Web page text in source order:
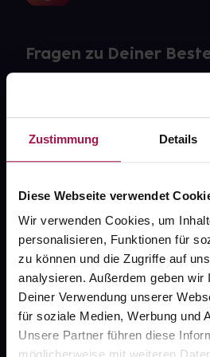
Zustimmung Details
Diese Webseite verwendet
Wir verwenden Cookies, um
personalisieren, Funktionen für
zu können und die Zugriffe auf
analysieren. Außerdem geben wir
Deiner Verwendung unserer
für soziale Medien, Werbung und
Unsere Partner führen diese
Fragen zu Deiner
Über uns
Karriere